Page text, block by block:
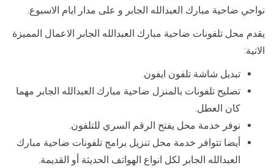
نواحي ضاحية مبارك العبدالله الجابر و على مدار ايام الاسبوع.
يقدم محل تلفونات ضاحية مبارك العبدالله الجابر الاعمال المميزة
الاتية:
تبديل شاشة تلفون ايفون.
تصليح تلفونات بالمنزل ضاحية مبارك العبدالله الجابر مهما
كان العطل.
نوفر خدمة محل يفتح الرقم السري للتلفون.
أيضا تتوافر خدمة محل تنزيل برامج تلفونات ضاحية مبارك
العبدالله الجابر لكل انواع الهواتف الحديثة أو القديمة.